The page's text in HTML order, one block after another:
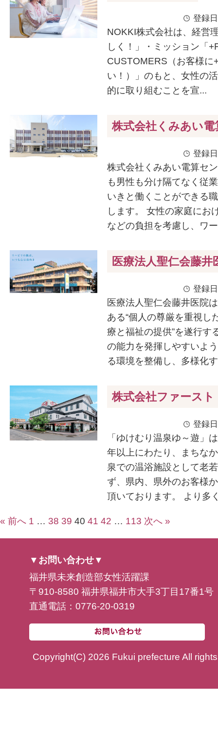
登録
NOKKI株式会社は、経営
しく！」・ミッション「
CUSTOMERS（お客様に
い！）」のもと、女性の
的に取り組むことを宣...
株式会社くみあい
登録
株式会社くみあい電算セ
も男性も分け隔てなく従
いきと働くことができる
します。 女性の家庭にお
などの負担を考慮し、ワ
医療法人聖仁会藤井
登録
医療法人聖仁会藤井医院
ある“個人の尊厳を重視し
療と福祉の提供”を遂行す
の能力を発揮しやすいよ
る環境を整備し、多様化
株式会社ファース
登録
「ゆけむり温泉ゆ～遊」
年以上にわたり、まちな
泉での温浴施設として老
ず、県内、県外のお客様
頂いております。 より多
« 前へ 1 … 38 39 40 41 42 … 113 次へ »
▼お問い合わせ▼
福井県未来創造部女性活躍課
〒910-8580 福井県福井市大手3丁目17番1号
直通電話：0776-20-0319
Copyright(C) 2026 Fukui prefecture All